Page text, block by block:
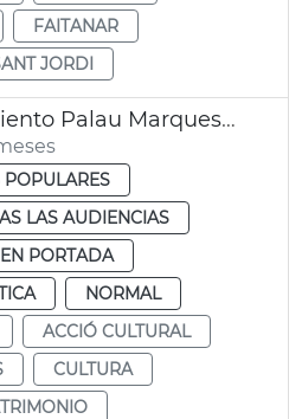
FAITANAR
JORDI
Obras apuntalamiento Palau Marquesos Montortal
POPULARES
LAS AUDIENCIAS
EN PORTADA
NORMAL
ACCIÓ CULTURAL
CULTURA